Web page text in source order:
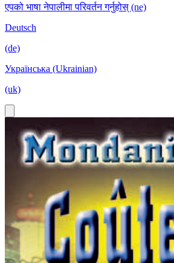
एपको भाषा नेपालीमा परिवर्तन गर्नुहोस् (ne)
Deutsch
(de)
Українська (Ukrainian)
(uk)